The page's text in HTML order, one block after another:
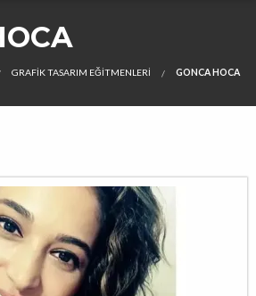
GRAFIK TASARIM EĞITMENLERI GONCA HOCA